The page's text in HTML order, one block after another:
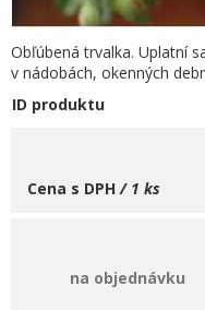
Obľúbená trvalka. Uplatní
v nádobách, okenných
ID produktu
Cena s DPH/ 1 ks
na objednávku